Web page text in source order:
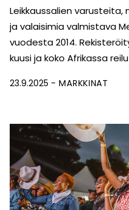
Leikkaussalien
ja valai­simia valmistava
vuodesta 2014.
kuusi ja koko Afrikassa
23.9.2025 MARKKINAT